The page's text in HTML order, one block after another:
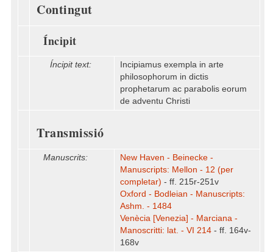
Contingut
Íncipit
Íncipit text:
Incipiamus exempla in arte
philosophorum in dictis
prophetarum ac parabolis eorum
de adventu Christi
Transmissió
Manuscrits:
New Haven - Beinecke -
Manuscripts: Mellon - 12 (per
completar) - ff. 215r-251v
Oxford - Bodleian - Manuscripts:
Ashm. - 1484
Venècia [Venezia] - Marciana -
Manoscritti: lat. - VI 214 - ff. 164v-
168v